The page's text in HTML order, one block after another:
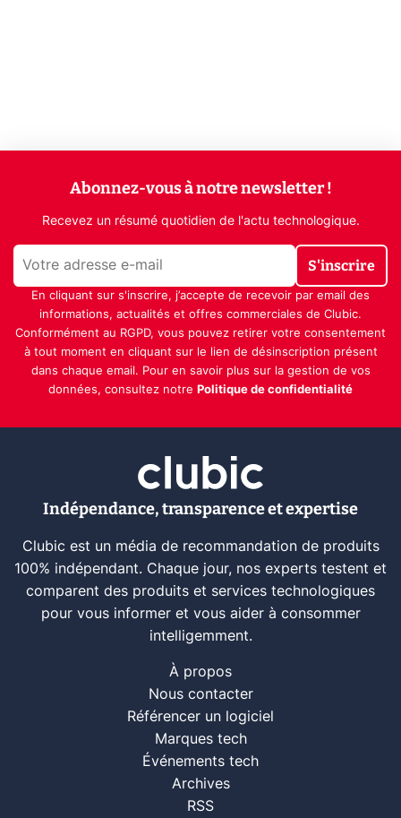
Abonnez-vous à notre newsletter !
Recevez un résumé quotidien de l'actu technologique.
S'inscrire
En cliquant sur s'inscrire, j’accepte de recevoir par email des
informations, actualités et offres commerciales de Clubic.
Conformément au RGPD, vous pouvez retirer votre consentement
à tout moment en cliquant sur le lien de désinscription présent
dans chaque email. Pour en savoir plus sur la gestion de vos
données, consultez notre Politique de confidentialité
Indépendance, transparence et expertise
Clubic est un média de recommandation de produits
100% indépendant. Chaque jour, nos experts testent et
comparent des produits et services technologiques
pour vous informer et vous aider à consommer
intelligemment.
À propos
Nous contacter
Référencer un logiciel
Marques tech
Événements tech
Archives
RSS